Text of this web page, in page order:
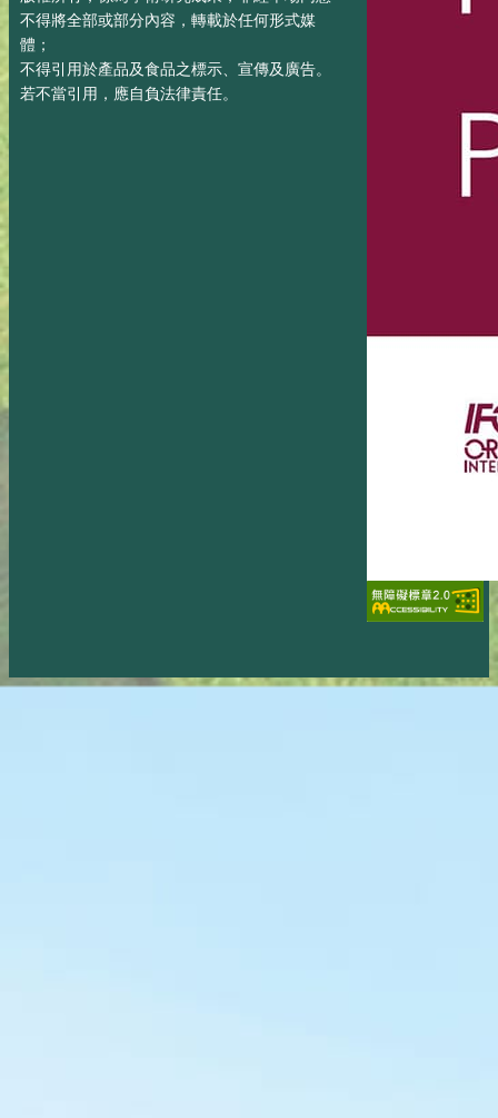
不得將全部或部分內容，轉載於任何形式媒
體；
不得引用於產品及食品之標示、宣傳及廣告。
若不當引用，應自負法律責任。